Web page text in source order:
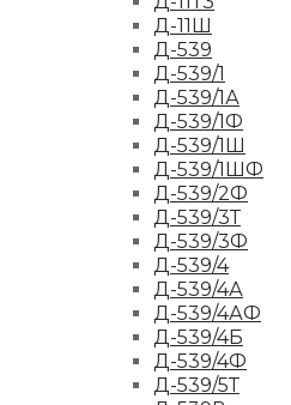
Д-11Ш
Д-539
Д-539/1
Д-539/1А
Д-539/1Ф
Д-539/1Ш
Д-539/1ШФ
Д-539/2Ф
Д-539/3Т
Д-539/3Ф
Д-539/4
Д-539/4А
Д-539/4АФ
Д-539/4Б
Д-539/4Ф
Д-539/5Т